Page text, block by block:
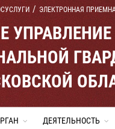
ЭЛЕКТРОННАЯ
ДЕЯТЕЛЬНОСТЬ